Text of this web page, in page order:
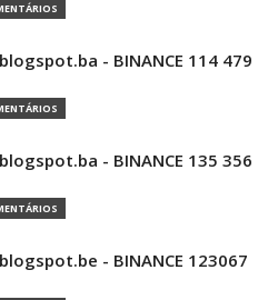
- BINANCE 114 479
- BINANCE 135 356
- BINANCE 123067